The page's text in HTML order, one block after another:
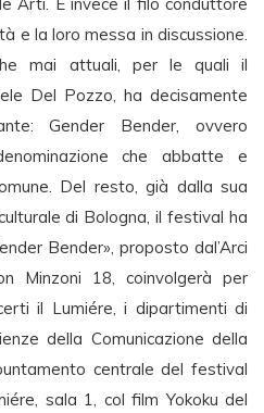
e la loro messa in discussione.
mai attuali, per le quali il
Del Pozzo, ha decisamente
Gender Bender, ovvero
che abbatte e
Del resto, già dalla sua
di Bologna, il festival ha
Bender», proposto dal’Arci
Minzoni 18, coinvolgerà per
il Lumiére, i dipartimenti di
della Comunicazione della
centrale del festival
sala 1, col film Yokoku del